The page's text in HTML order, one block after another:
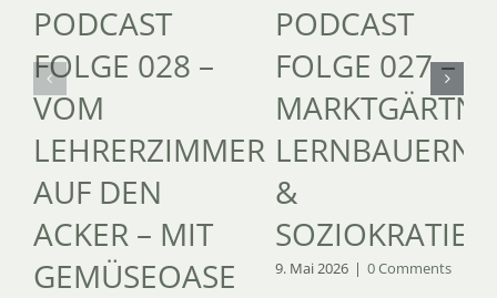
PODCAST
FOLGE 028 –
VOM
LEHRERZIMMER
AUF DEN
ACKER – MIT
GEMÜSEOASE
PODCAST
FOLGE 027 –
&
SOZIOKRATIE
9. Mai 2026 | 0 Comments